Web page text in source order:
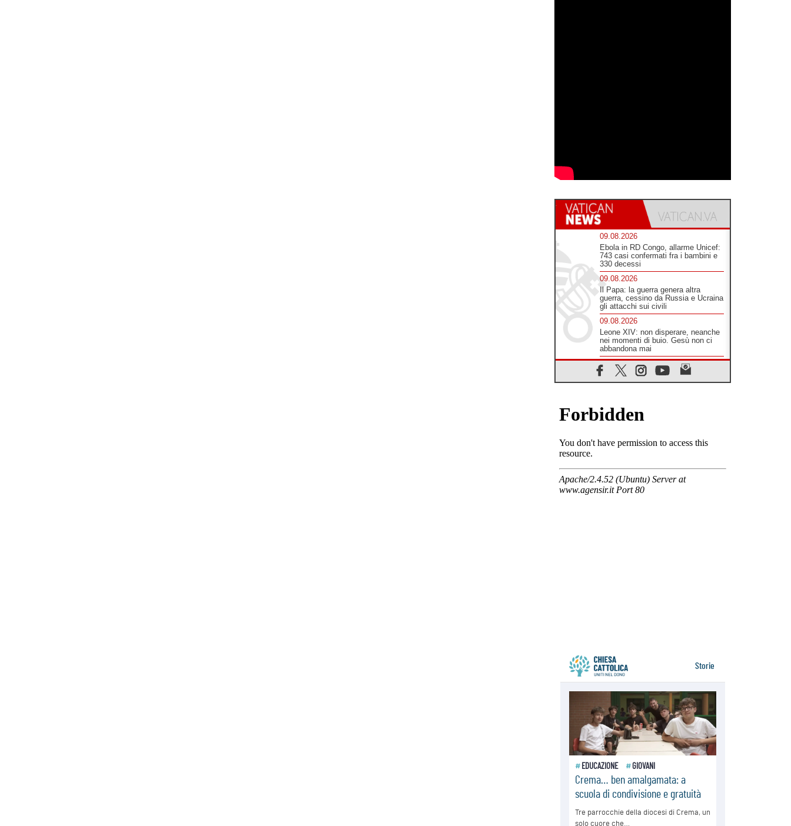
09.08.2026
Ebola in RD Congo, allarme Unicef:
743 casi confermati fra i bambini e
330 decessi
09.08.2026
Il Papa: la guerra genera altra
guerra, cessino da Russia e Ucraina
gli attacchi sui civili
09.08.2026
Leone XIV: non disperare, neanche
nei momenti di buio. Gesù non ci
abbandona mai
09.08.2026
Drammatica escalation del conflitto
tra Russia e Ucraina
Tra Tolkien e Leone, un convegno
su "l'uomo, il mezzo e l'algoritmo"
Spagna, controlli alle frontiere per i
Indonesia, un dollaro per la
costruzione di 219 Chiese